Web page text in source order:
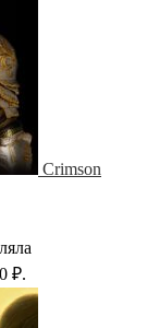
Crimson
₽.